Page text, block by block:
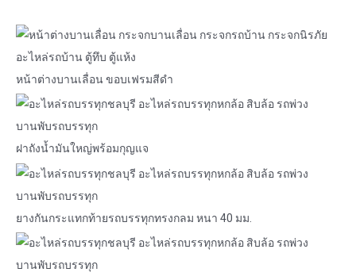
o
หน้าต่างบานเลื่อน ขอบเฟรมสีดำ
ฝาถังน้ำมันใหญ่พร้อมกุญแจ
ยางกันกระแทกท้ายรถบรรทุกทรงกลม หนา 40 มม.